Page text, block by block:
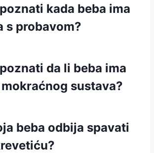
kada beba ima
s probavom?
da li beba ima
sustava?
beba odbija spavati